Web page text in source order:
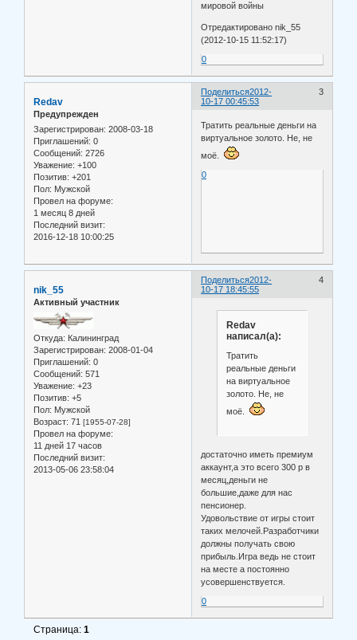
мировой войны
Отредактировано nik_55
(2012-10-15 11:52:17)
0
Поделиться 3
2012-
10-17 00:45:53
Redav
Предупрежден
Зарегистрирован: 2008-03-18
Приглашений: 0
Сообщений: 2726
Уважение: +100
Позитив: +201
Пол: Мужской
Провел на форуме:
1 месяц 8 дней
Последний визит:
2016-12-18 10:00:25
Тратить реальные деньги на
виртуальное золото. Не, не
моё.
0
Поделиться 4
2012-
10-17 18:45:55
nik_55
Активный участник
Откуда: Калининград
Зарегистрирован: 2008-01-04
Приглашений: 0
Сообщений: 571
Уважение: +23
Позитив: +5
Пол: Мужской
Возраст: 71 [1955-07-28]
Провел на форуме:
11 дней 17 часов
Последний визит:
2013-05-06 23:58:04
Redav
написал(а):
Тратить
реальные деньги
на виртуальное
золото. Не, не
моё.
достаточно иметь премиум
аккаунт,а это всего 300 р в
месяц,деньги не
большие,даже для нас
пенсионер.
Удовольствие от игры стоит
таких мелочей.Разработчики
должны получать свою
прибыль.Игра ведь не стоит
на месте а постоянно
усовершенствуется.
0
Страница:1